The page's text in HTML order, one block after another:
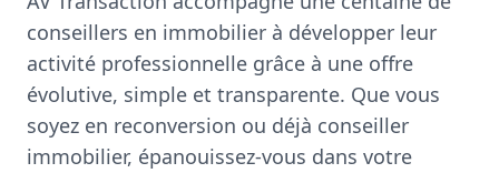
conseillers en immobilier à développer leur
activité professionnelle grâce à une offre
évolutive, simple et transparente. Que vous
soyez en reconversion ou déjà conseiller
immobilier, épanouissez-vous dans votre